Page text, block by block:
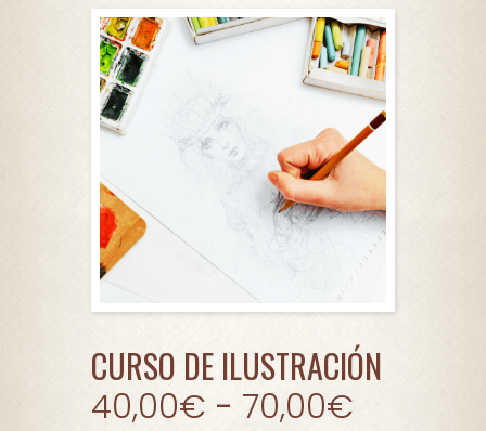
CURSO DE ILUSTRACIÓN
40,00€ - 70,00€